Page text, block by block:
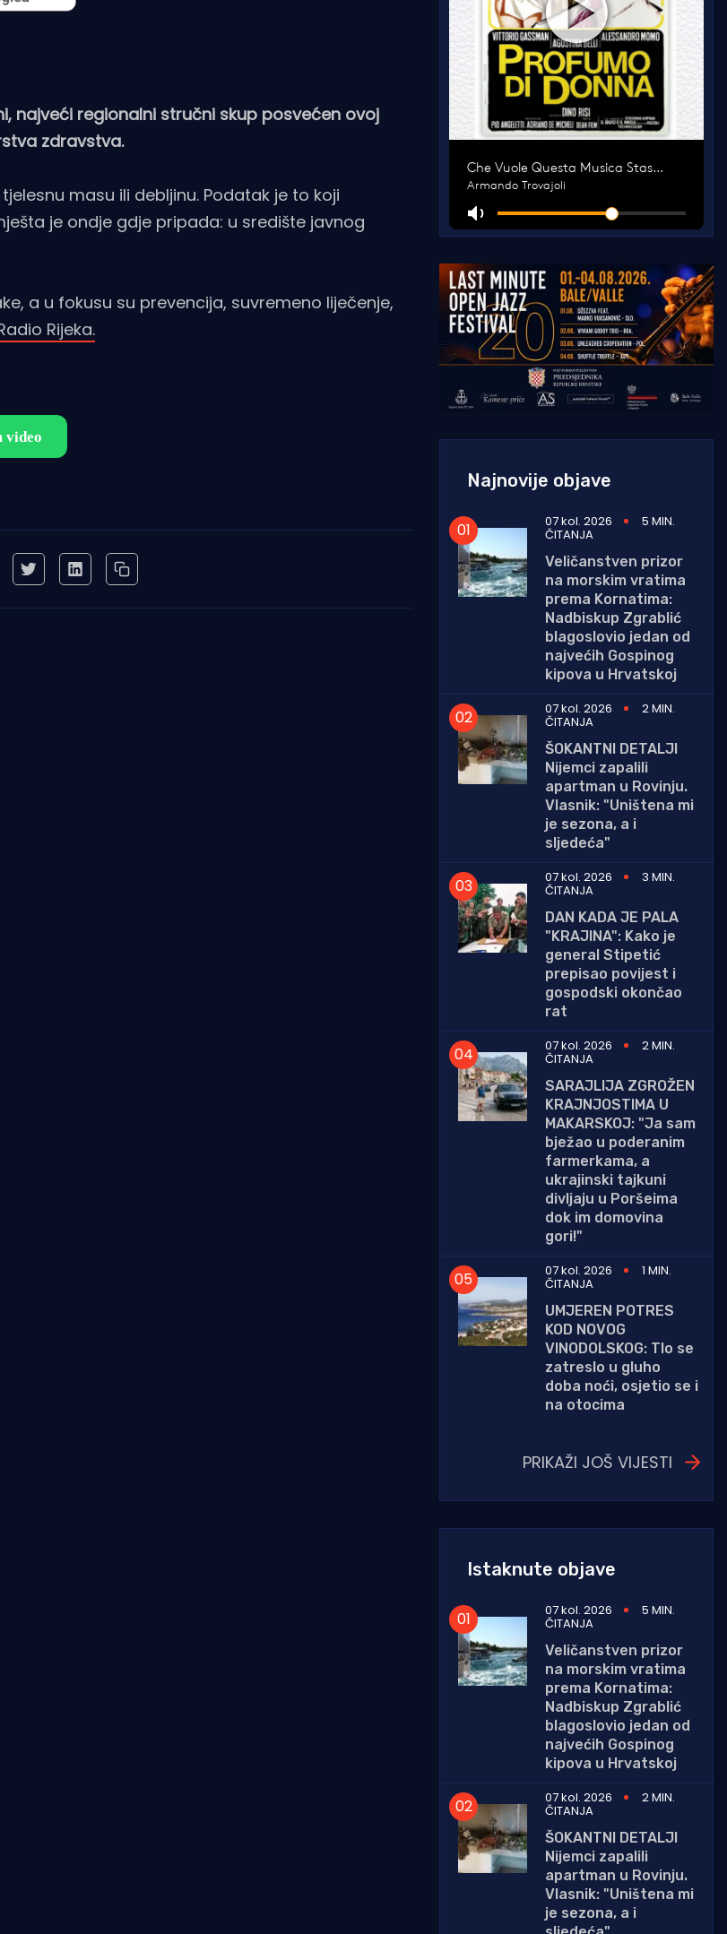
najveći regionalni stručni skup posvećen ovoj
zdravstva.
masu ili debljinu. Podatak je to koji
je ondje gdje pripada: u središte javnog
a u fokusu su prevencija, suvremeno liječenje,
Rijeka.
Najnovije objave
07 kol. 2026 5 MIN.
ČITANJA
Veličanstven prizor
na morskim vratima
prema Kornatima:
Nadbiskup Zgrablić
blagoslovio jedan od
najvećih Gospinog
kipova u Hrvatskoj
07 kol. 2026
2 MIN.
ČITANJA
ŠOKANTNI DETALJI
Nijemci zapalili
apartman u Rovinju.
Vlasnik: "Uništena mi
je sezona, a i
sljedeća"
07 kol. 2026
3 MIN.
ČITANJA
DAN KADA JE PALA
"KRAJINA": Kako je
general Stipetić
prepisao povijest i
gospodski okončao
rat
07 kol. 2026
2 MIN.
ČITANJA
SARAJLIJA ZGROŽEN
KRAJNJOSTIMA U
MAKARSKOJ: "Ja sam
bježao u poderanim
farmerkama, a
ukrajinski tajkuni
divljaju u Poršeima
dok im domovina
gori!"
07 kol. 2026
1 MIN.
ČITANJA
UMJEREN POTRES
KOD NOVOG
VINODOLSKOG: Tlo se
zatreslo u gluho
doba noći, osjetio se i
na otocima
PRIKAŽI JOŠ VIJESTI
Istaknute objave
07 kol. 2026 5 MIN.
ČITANJA
Veličanstven prizor
na morskim vratima
prema Kornatima:
Nadbiskup Zgrablić
blagoslovio jedan od
najvećih Gospinog
kipova u Hrvatskoj
07 kol. 2026
2 MIN.
ČITANJA
ŠOKANTNI DETALJI
Nijemci zapalili
apartman u Rovinju.
Vlasnik: "Uništena mi
je sezona, a i